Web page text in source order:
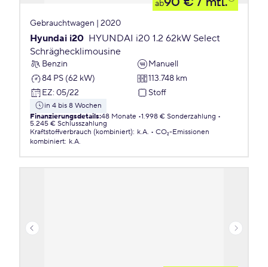
ab
Gebrauchtwagen | 2020
Hyundai i20 HYUNDAI i20 1.2 62kW Select
Schräghecklimousine
Benzin
Manuell
84 PS (62 kW)
113.748 km
EZ: 05/22 Stoff
in 4 bis 8 Wochen
Finanzierungsdetails:48 Monate 1.998 € Sonderzahlung
5.245 € Schlusszahlung
Kraftstoffverbrauch (kombiniert): k.A.
CO₂-Emissionen
kombiniert: k.A.